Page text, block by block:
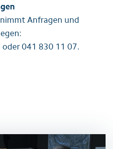
Anfragen und
041 830 11 07.